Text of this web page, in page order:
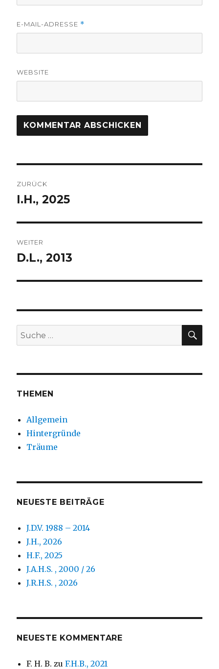
E-MAIL-ADRESSE *
WEBSITE
ZURÜCK
Vorheriger
I.H., 2025
WEITER
Nächster
D.L., 2013
Suche
nach:
THEMEN
Allgemein
Hintergründe
Träume
NEUESTE BEITRÄGE
J.D.V. 1988 – 2014
J.H., 2026
H.F., 2025
J.A.H.S. , 2000 / 26
J.R.H.S. , 2026
NEUESTE KOMMENTARE
F. H. B. zuF.H.B., 2021